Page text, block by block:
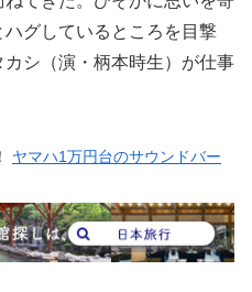
グしているところを目撃
カシ（演・柄本時生）が仕事
ヤマハ1万円台のサウンドバー